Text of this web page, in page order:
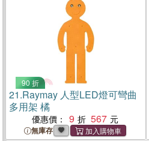
90 折
21.Raymay 人型LED燈可彎曲
多用架 橘
優惠價： 9 567
無庫存